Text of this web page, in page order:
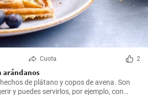
Cuota 2
arándanos
de plátano y copos de avena. Son
y puedes servirlos, por ejemplo, con